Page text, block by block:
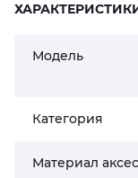
Модель
Категория
Материал